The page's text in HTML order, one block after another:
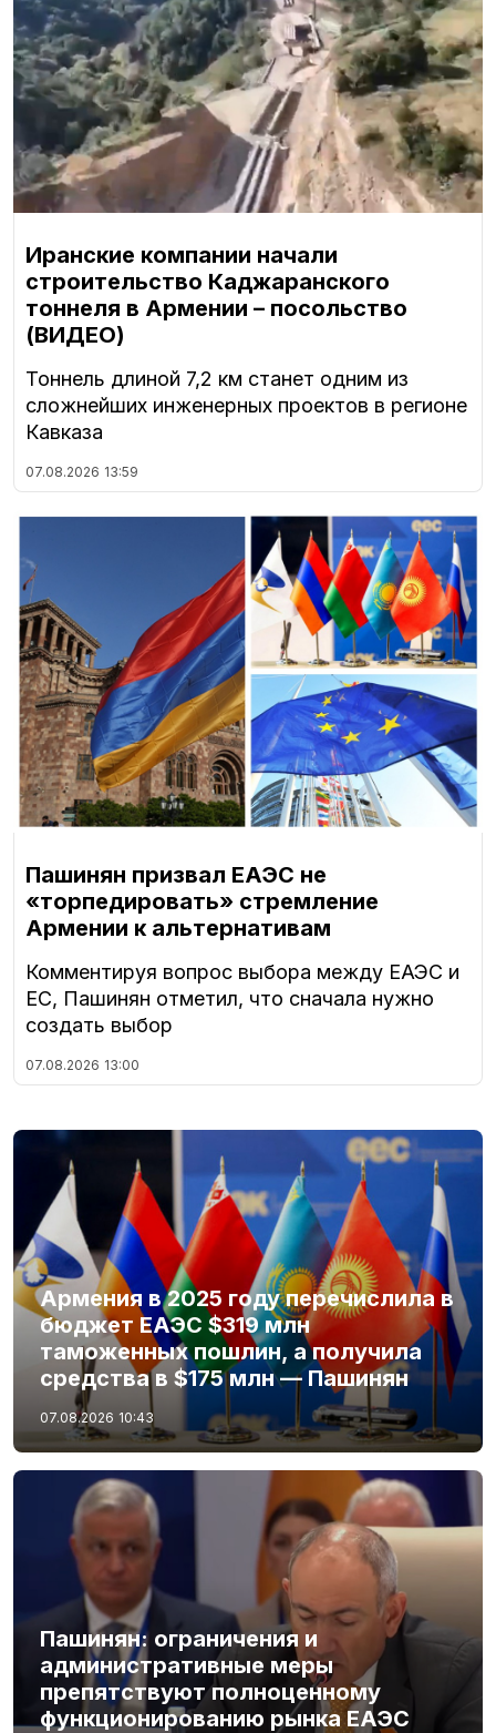
Иранские компании начали
строительство Каджаранского
тоннеля в Армении – посольство
(ВИДЕО)
Тоннель длиной 7,2 км станет одним из
сложнейших инженерных проектов в регионе
Кавказа
07.08.2026 13:59
Пашинян призвал ЕАЭС не
«торпедировать» стремление
Армении к альтернативам
Комментируя вопрос выбора между ЕАЭС и
ЕС, Пашинян отметил, что сначала нужно
создать выбор
07.08.2026 13:00
Армения в 2025 году перечислила в
бюджет ЕАЭС $319 млн
таможенных пошлин, а получила
средства в $175 млн — Пашинян
07.08.2026 10:43
Пашинян: ограничения и
административные меры
препятствуют полноценному
функционированию рынка ЕАЭС